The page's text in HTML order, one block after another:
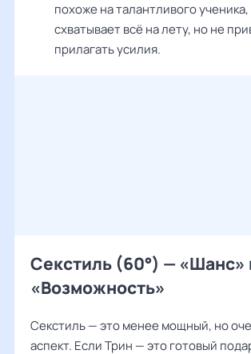
похоже на талантливого
схватывает всё на лету, но не
прилагать усилия.
Секстиль (60°) — «Шанс»
«Возможность»
Секстиль — это менее мощный, но
аспект. Если Трин — это готовый